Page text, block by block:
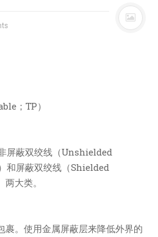
；TP）
屏蔽双绞线（Unshielded
和屏蔽双绞线（Shielded
大类。
裹。使用金属屏蔽层来降低外界的